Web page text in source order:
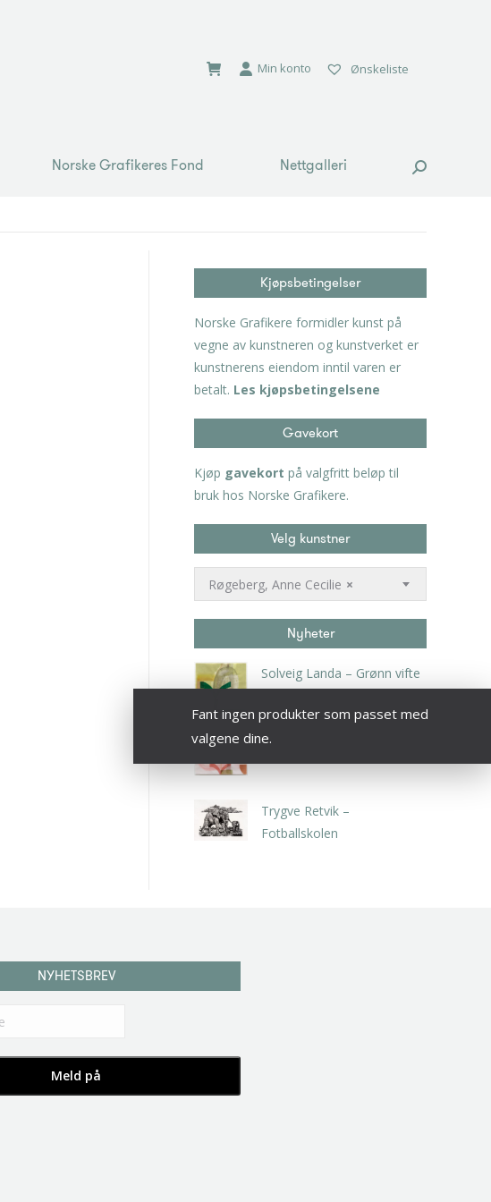
Min konto Ønskeliste
Norske Grafikeres Fond Nettgalleri Search:
Fant ingen produkter som passet med
valgene dine.
Kjøpsbetingelser
Norske Grafikere formidler kunst på
vegne av kunstneren og kunstverket er
kunstnerens eiendom inntil varen er
betalt. Les kjøpsbetingelsene
Gavekort
Kjøp gavekort på valgfritt beløp til
bruk hos Norske Grafikere.
Velg kunstner
×
Røgeberg, Anne Cecilie
Nyheter
Solveig Landa – Grønn vifte
Solveig Landa – Rosa vifte
Trygve Retvik –
Fotballskolen
NYHETSBREV